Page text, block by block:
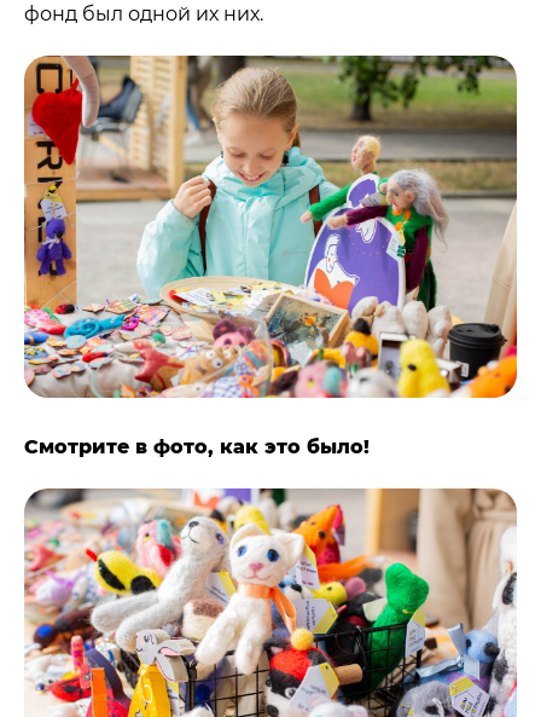
фонд был одной их них.
Смотрите в фото, как это было!